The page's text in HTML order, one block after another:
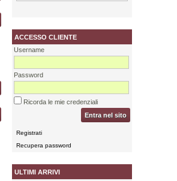
ACCESSO CLIENTE
Username
Password
Ricorda le mie credenziali
Entra nel sito
Registrati
Recupera password
ULTIMI ARRIVI